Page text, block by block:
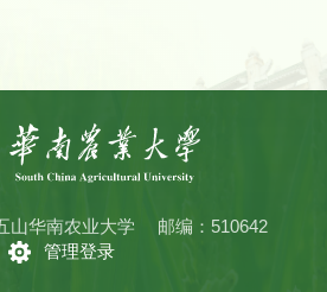
山华南农业大学
邮编：510642
管理登录